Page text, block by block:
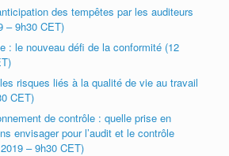
des tempêtes par les auditeurs
– 9h30 CET)
: le nouveau défi de la conformité (12
risques liés à la qualité de vie au travail
CET)
de contrôle : quelle prise en
envisager pour l’audit et le contrôle
– 9h30 CET)